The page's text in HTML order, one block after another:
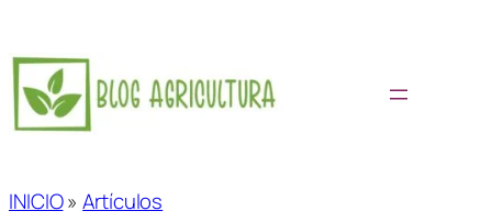
Saltar
al
contenido
INICIO» Artículos